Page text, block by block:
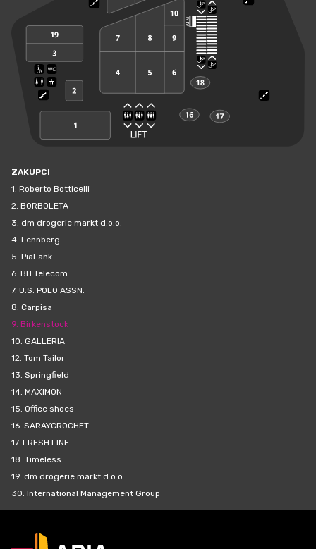
ZAKUPCI
1. Roberto Botticelli
2. BORBOLETA
3. dm drogerie markt d.o.o.
4. Lennberg
5. PiaLank
6. BH Telecom
7. U.S. POLO ASSN.
8. Carpisa
9. Birkenstock
10. GALLERIA
12. Tom Tailor
13. Springfield
14. MAXIMON
15. Office shoes
16. SARAYCROCHET
17. FRESH LINE
18. Timeless
19. dm drogerie markt d.o.o.
30. International Management Group